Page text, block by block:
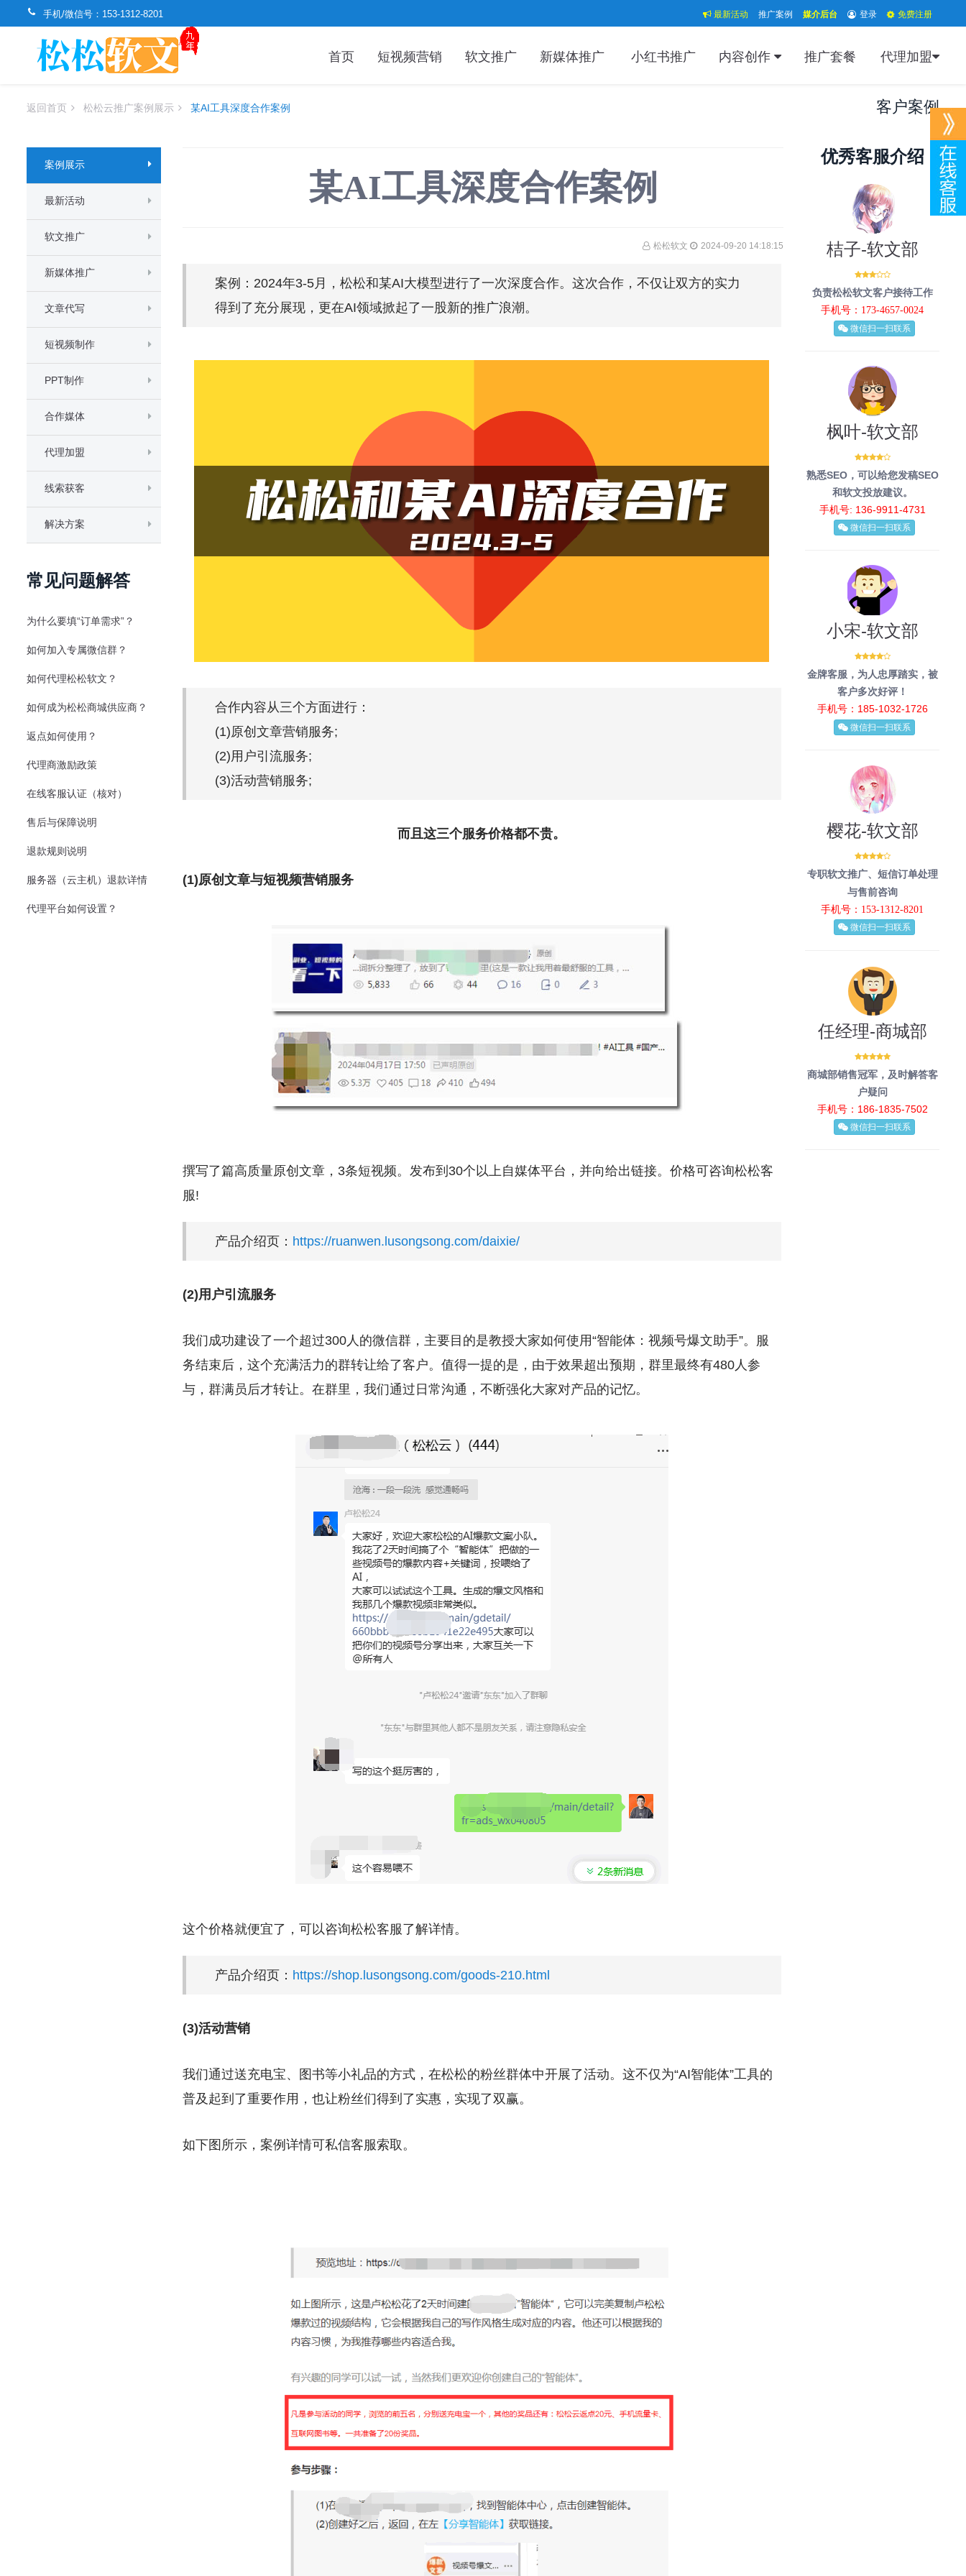
手机/微信号： 153-1312-8201 最新活动 推广案例 媒介后台 登录 免费注册
首页 短视频营销 软文推广 新媒体推广 小红书推广 内容创作 推广套餐 代理加盟
返回首页 松松云推广案例展示 某AI工具深度合作案例 客户案例
案例展示
最新活动
软文推广
新媒体推广
文章代写
短视频制作
PPT制作
合作媒体
代理加盟
线索获客
解决方案
常见问题解答
为什么要填“订单需求”？
如何加入专属微信群？
如何代理松松软文？
如何成为松松商城供应商？
返点如何使用？
代理商激励政策
在线客服认证（核对）
售后与保障说明
退款规则说明
服务器（云主机）退款详情
代理平台如何设置？
某AI工具深度合作案例
松松软文 2024-09-20 14:18:15
案例：2024年3-5月，松松和某AI大模型进行了一次深度合作。这次合作，不仅让双方的实力
得到了充分展现，更在AI领域掀起了一股新的推广浪潮。
合作内容从三个方面进行：
(1)原创文章营销服务;
(2)用户引流服务;
(3)活动营销服务;
而且这三个服务价格都不贵。
(1)原创文章与短视频营销服务
撰写了篇高质量原创文章，3条短视频。发布到30个以上自媒体平台，并向给出链接。价格可咨询松松客
服!
产品介绍页： https://ruanwen.lusongsong.com/daixie/
(2)用户引流服务
我们成功建设了一个超过300人的微信群，主要目的是教授大家如何使用“智能体：视频号爆文助手”。服
务结束后，这个充满活力的群转让给了客户。值得一提的是，由于效果超出预期，群里最终有480人参
与，群满员后才转让。在群里，我们通过日常沟通，不断强化大家对产品的记忆。
这个价格就便宜了，可以咨询松松客服了解详情。
产品介绍页： https://shop.lusongsong.com/goods-210.html
(3)活动营销
我们通过送充电宝、图书等小礼品的方式，在松松的粉丝群体中开展了活动。这不仅为“AI智能体”工具的
普及起到了重要作用，也让粉丝们得到了实惠，实现了双赢。
如下图所示，案例详情可私信客服索取。
优秀客服介绍
桔子-软文部
负责松松软文客户接待工作
手机号：173-4657-0024
微信扫一扫联系
枫叶-软文部
熟悉SEO，可以给您发稿SEO
和软文投放建议。
手机号: 136-9911-4731
微信扫一扫联系
小宋-软文部
金牌客服，为人忠厚踏实，被
客户多次好评！
手机号：185-1032-1726
微信扫一扫联系
樱花-软文部
专职软文推广、短信订单处理
与售前咨询
手机号：153-1312-8201
微信扫一扫联系
任经理-商城部
商城部销售冠军，及时解答客
户疑问
手机号：186-1835-7502
微信扫一扫联系